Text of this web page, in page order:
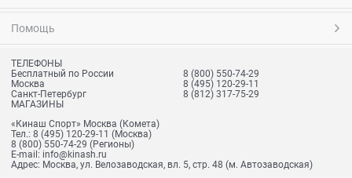
Помощь
ТЕЛЕФОНЫ
Бесплатный по России
8 (800) 550-74-29
Москва
8 (495) 120-29-11
Санкт-Петербург
8 (812) 317-75-29
МАГАЗИНЫ
«Кинаш Спорт» Москва (Комета)
Тел.: 8 (495) 120-29-11 (Москва)
8 (800) 550-74-29 (Регионы)
E-mail: info@kinash.ru
Адрес: Москва, ул. Велозаводская, вл. 5, стр. 48 (м. Автозаводская)